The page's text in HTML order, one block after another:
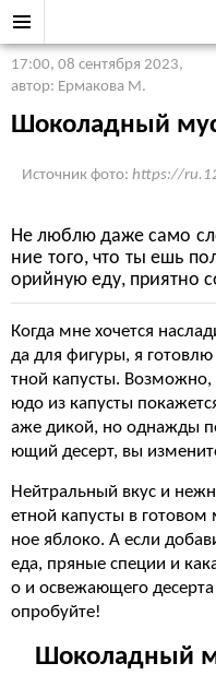
17:00, 08 сентября 2023,
автор: Ермакова М.
Шоколадный
Источник фото: https://
Не люблю даже само
ние того, что ты ешь
орийную еду, приятно
Когда мне хочется
да для фигуры, я
тной капусты. Возможно,
юдо из капусты
аже дикой, но однажды
ющий десерт, вы
Нейтральный вкус и
етной капусты в
ное яблоко. А если
еда, пряные специи и
о и освежающего
опробуйте!
Шоколадный